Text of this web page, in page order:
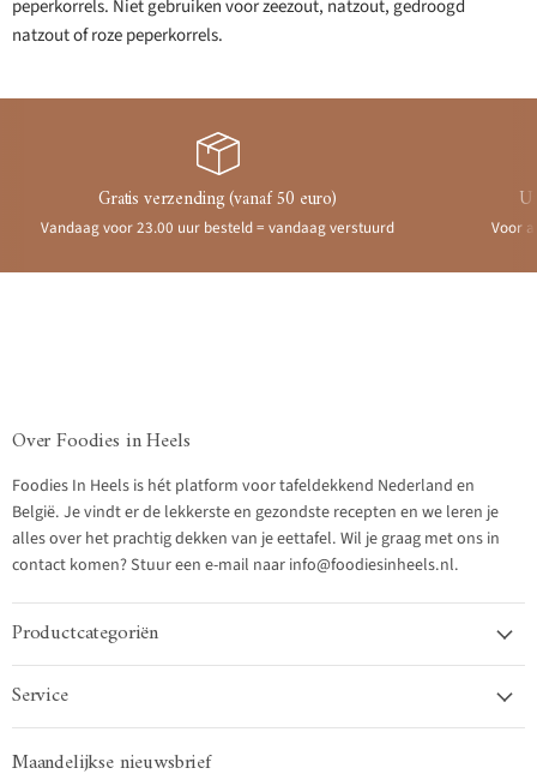
peperkorrels. Niet gebruiken voor zeezout, natzout, gedroogd
natzout of roze peperkorrels.
Gratis verzending (vanaf 50 euro)
Vandaag voor 23.00 uur besteld = vandaag verstuurd Voor
Over Foodies in Heels
Foodies In Heels is hét platform voor tafeldekkend Nederland en
België. Je vindt er de lekkerste en gezondste recepten en we leren je
alles over het prachtig dekken van je eettafel. Wil je graag met ons in
contact komen? Stuur een e-mail naar info@foodiesinheels.nl.
Productcategoriën
Service
Maandelijkse nieuwsbrief